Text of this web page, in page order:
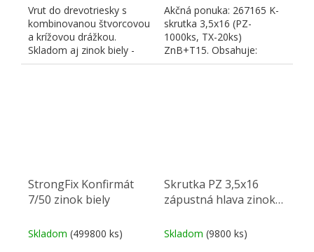
Vrut do drevotriesky s
kombinovanou štvorcovou
a krížovou drážkou.
Skladom aj zinok biely -
103438.
Akčná ponuka: 267165 K-
skrutka 3,5x16 (PZ-
1000ks, TX-20ks)
ZnB+T15. Obsahuje:
265721 Bit T15 - 25mm .
StrongFix Konfirmát
7/50 zinok biely
Skladom (499800 ks)
Skrutka PZ 3,5x16
zápustná hlava zinok
Skladom (9800 ks)